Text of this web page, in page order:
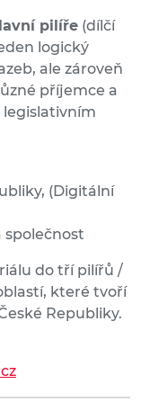
pilíře (dílčí
logický
ale zároveň
příjemce a
legislativním
(Digitální
společnost
do tří pilířů /
které tvoří
Republiky.